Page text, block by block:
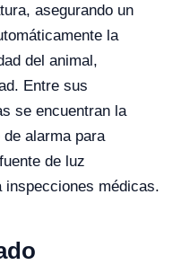
asegurando un
la
del animal,
Entre sus
se encuentran la
alarma para
de luz
inspecciones médicas.